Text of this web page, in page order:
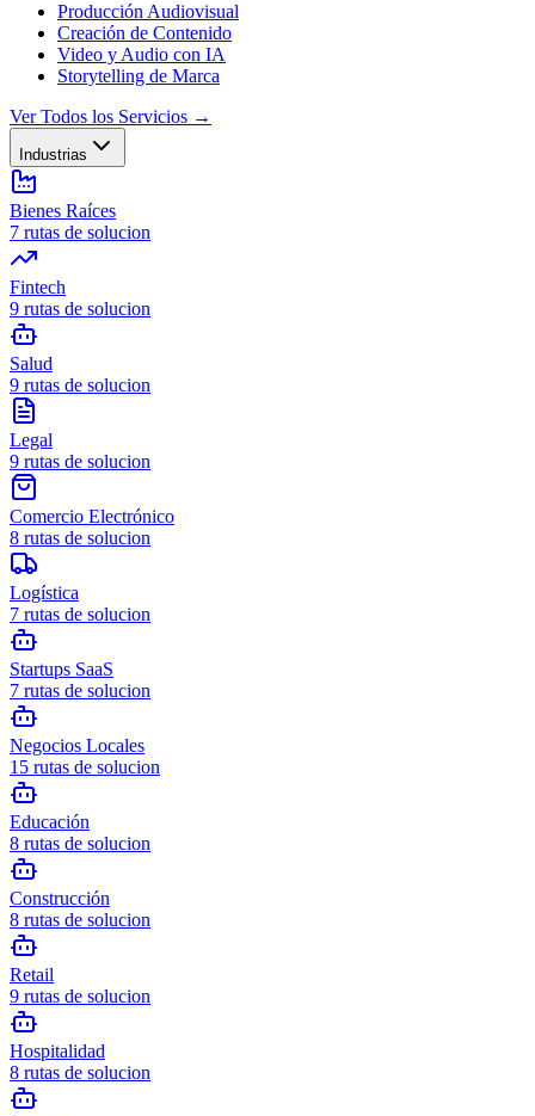
Producción Audiovisual
Creación de Contenido
Video y Audio con IA
Storytelling de Marca
Ver Todos los Servicios →
Industrias
Bienes Raíces
7 rutas de solucion
Fintech
9 rutas de solucion
Salud
9 rutas de solucion
Legal
9 rutas de solucion
Comercio Electrónico
8 rutas de solucion
Logística
7 rutas de solucion
Startups SaaS
7 rutas de solucion
Negocios Locales
15 rutas de solucion
Educación
8 rutas de solucion
Construcción
8 rutas de solucion
Retail
9 rutas de solucion
Hospitalidad
8 rutas de solucion